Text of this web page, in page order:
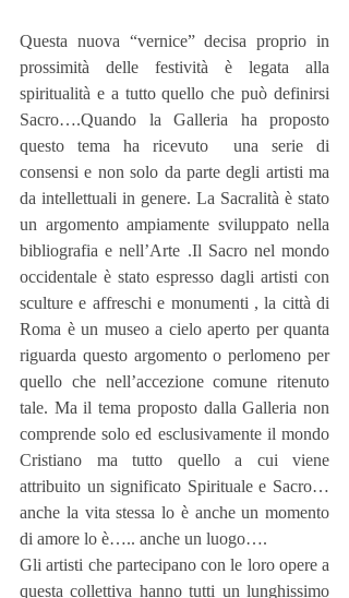
Questa nuova “vernice” decisa proprio in
prossimità delle festività è legata alla
spiritualità e a tutto quello che può definirsi
Sacro….Quando la Galleria ha proposto
questo tema ha ricevuto  una serie di
consensi e non solo da parte degli artisti ma
da intellettuali in genere. La Sacralità è stato
un argomento ampiamente sviluppato nella
bibliografia e nell’Arte .Il Sacro nel mondo
occidentale è stato espresso dagli artisti con
sculture e affreschi e monumenti , la città di
Roma è un museo a cielo aperto per quanta
riguarda questo argomento o perlomeno per
quello che nell’accezione comune ritenuto
tale. Ma il tema proposto dalla Galleria non
comprende solo ed esclusivamente il mondo
Cristiano ma tutto quello a cui viene
attribuito un significato Spirituale e Sacro…
anche la vita stessa lo è anche un momento
di amore lo è….. anche un luogo….
Gli artisti che partecipano con le loro opere a
questa collettiva hanno tutti un lunghissimo